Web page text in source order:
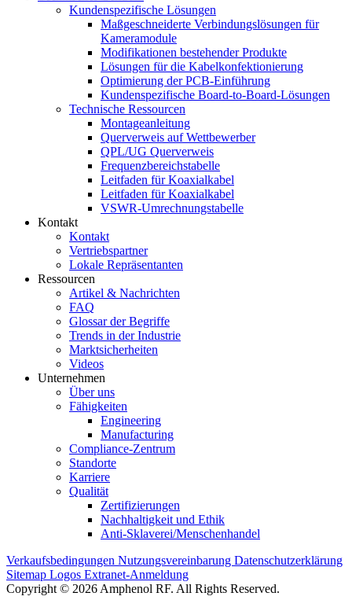
Kundenspezifische Lösungen
Maßgeschneiderte Verbindungslösungen für
Kameramodule
Modifikationen bestehender Produkte
Lösungen für die Kabelkonfektionierung
Optimierung der PCB-Einführung
Kundenspezifische Board-to-Board-Lösungen
Technische Ressourcen
Montageanleitung
Querverweis auf Wettbewerber
QPL/UG Querverweis
Frequenzbereichstabelle
Leitfaden für Koaxialkabel
Leitfaden für Koaxialkabel
VSWR-Umrechnungstabelle
Kontakt
Kontakt
Vertriebspartner
Lokale Repräsentanten
Ressourcen
Artikel & Nachrichten
FAQ
Glossar der Begriffe
Trends in der Industrie
Marktsicherheiten
Videos
Unternehmen
Über uns
Fähigkeiten
Engineering
Manufacturing
Compliance-Zentrum
Standorte
Karriere
Qualität
Zertifizierungen
Nachhaltigkeit und Ethik
Anti-Sklaverei/Menschenhandel
Verkaufsbedingungen Nutzungsvereinbarung Datenschutzerklärung
Sitemap Logos Extranet-Anmeldung
Copyright © 2026 Amphenol RF. All Rights Reserved.